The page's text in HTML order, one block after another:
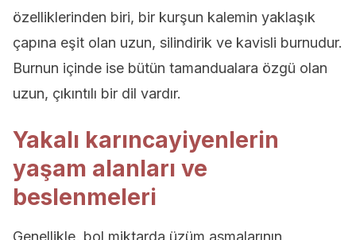
özelliklerinden biri, bir kurşun kalemin yaklaşık
çapına eşit olan uzun, silindirik ve kavisli burnudur.
Burnun içinde ise bütün tamandualara özgü olan
uzun, çıkıntılı bir dil vardır.
Yakalı karıncayiyenlerin
yaşam alanları ve
beslenmeleri
Genellikle, bol miktarda üzüm asmalarının